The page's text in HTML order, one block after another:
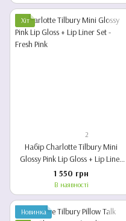
Хіт
2
Набір Charlotte Tilbury Mini
Glossy Pink Lip Gloss + Lip Liner
Set - Fresh Pink
1 550 грн
В наявності
Новинка